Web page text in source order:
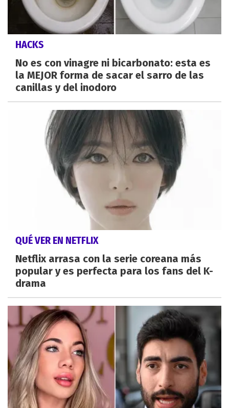
HACKS
No es con vinagre ni bicarbonato: esta es
la MEJOR forma de sacar el sarro de las
canillas y del inodoro
QUÉ VER EN NETFLIX
Netflix arrasa con la serie coreana más
popular y es perfecta para los fans del K-
drama